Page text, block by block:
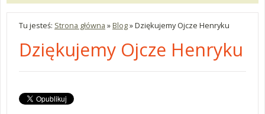
Tu jesteś: Strona główna » Blog»Dziękujemy Ojcze Henryku
Dziękujemy Ojcze Henryku